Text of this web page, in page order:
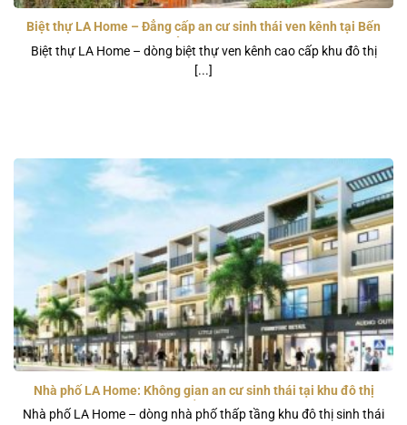
Biệt thự LA Home – Đẳng cấp an cư sinh thái ven kênh tại Bến
Lức, Long An
Biệt thự LA Home – dòng biệt thự ven kênh cao cấp khu đô thị
[...]
Nhà phố LA Home: Không gian an cư sinh thái tại khu đô thị
101,4 ha Bến Lức, Long An
Nhà phố LA Home – dòng nhà phố thấp tầng khu đô thị sinh thái